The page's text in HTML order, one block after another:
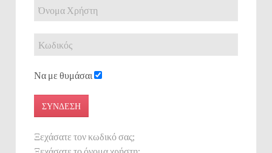
Να με θυμάσαι
ΣΎΝΔΕΣΗ
Ξεχάσατε τον κωδικό σας;